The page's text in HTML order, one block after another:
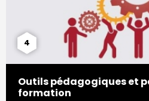
4
Outils pédagogiques et
formation